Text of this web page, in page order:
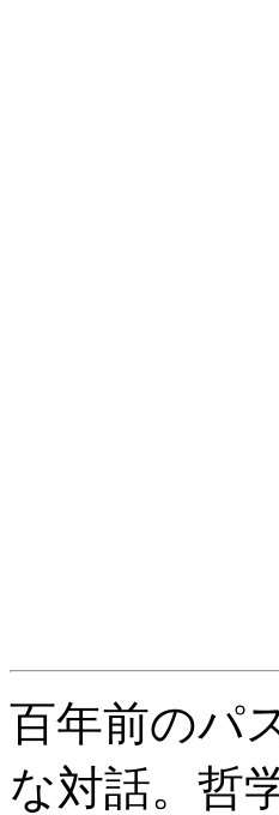
百年前のパ
な対話。哲